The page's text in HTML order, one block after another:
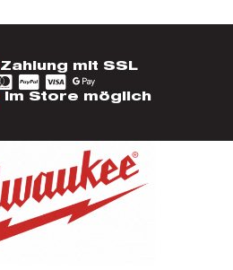
Zahlung mit SSL
im Store möglich